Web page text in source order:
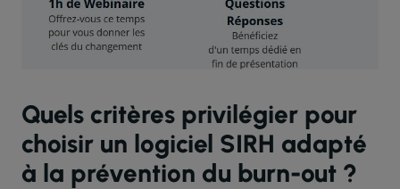
Quels critères privilégier pour
choisir un logiciel SIRH adapté
à la prévention du burn-out ?